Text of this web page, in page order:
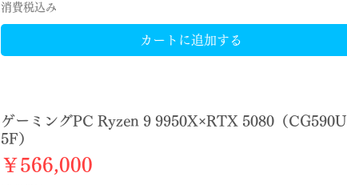
消費税込み
カートに追加する
ゲーミングPC Ryzen 9 9950X×RTX 5080（CG590U
5F）
価格
￥566,000